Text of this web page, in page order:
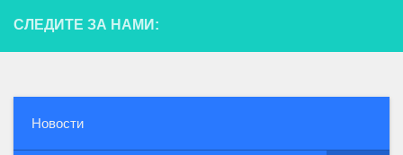
СЛЕДИТЕ ЗА НАМИ:
Новости